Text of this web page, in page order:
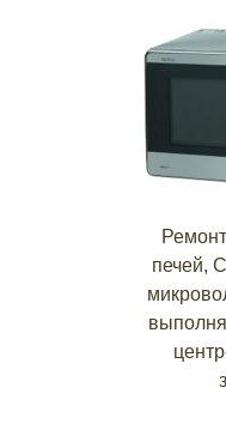
печей,